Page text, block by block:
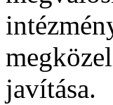
javítása.